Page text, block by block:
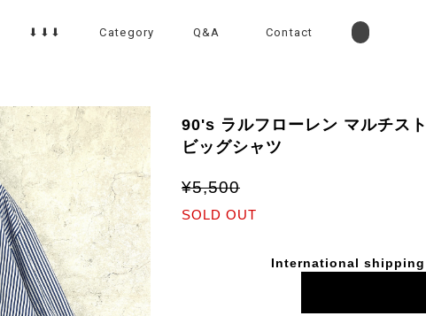
⬇︎⬇︎⬇︎ Category Q&A Contact
90's ラルフローレン マルチス
ビッグシャツ
¥5,500
SOLD OUT
International